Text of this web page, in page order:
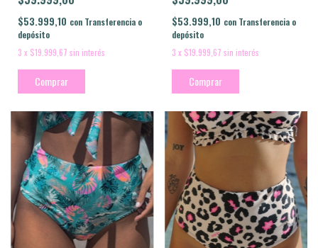
$53.999,10 con Transferencia o
depósito
3 x $19.999,67 sin interés
Comprar
$53.999,10 con Transferencia o
depósito
3 x $19.999,67 sin interés
Comprar